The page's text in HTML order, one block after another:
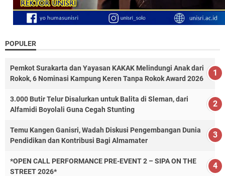
POPULER
Pemkot Surakarta dan Yayasan KAKAK Melindungi Anak dari
Rokok, 6 Nominasi Kampung Keren Tanpa Rokok Award 2026
3.000 Butir Telur Disalurkan untuk Balita di Sleman, dari
Alfamidi Boyolali Guna Cegah Stunting
Temu Kangen Ganisri, Wadah Diskusi Pengembangan Dunia
Pendidikan dan Kontribusi Bagi Almamater
*OPEN CALL PERFORMANCE PRE-EVENT 2 – SIPA ON THE
STREET 2026*